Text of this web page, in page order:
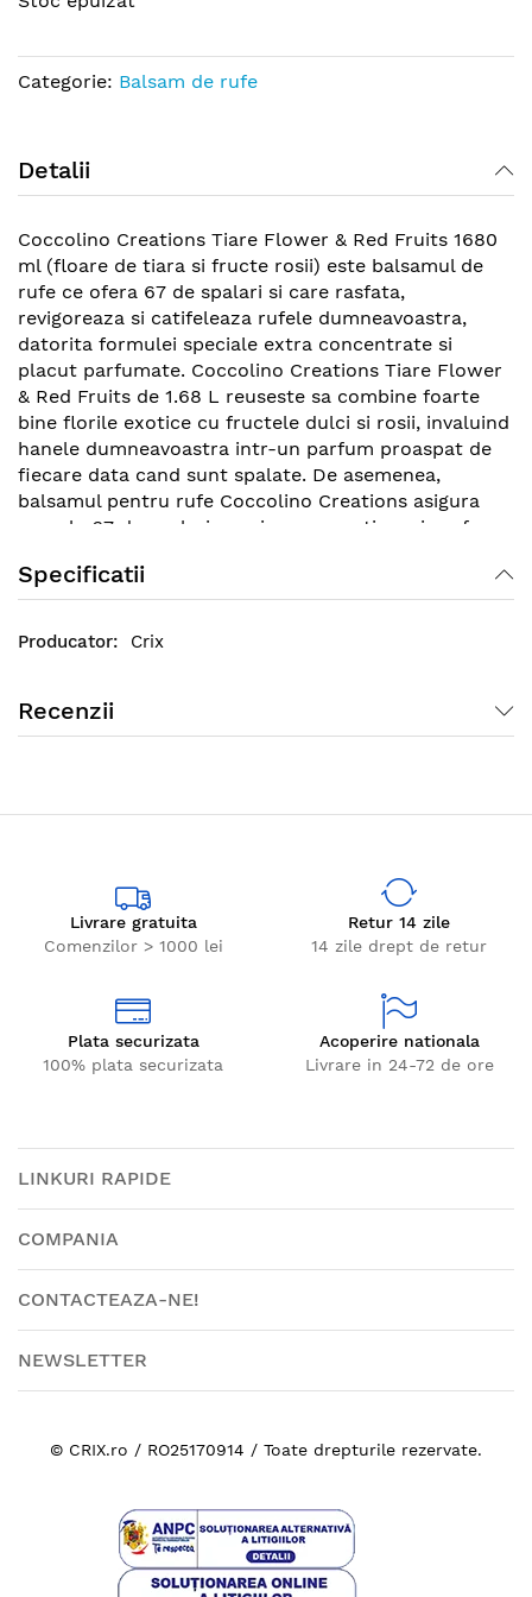
beginning
the
images
Categorie: Balsam de rufe
Detalii
Coccolino Creations Tiare Flower & Red Fruits 1680
ml (floare de tiara si fructe rosii) este balsamul de
rufe ce ofera 67 de spalari si care rasfata,
revigoreaza si catifeleaza rufele dumneavoastra,
datorita formulei speciale extra concentrate si
placut parfumate. Coccolino Creations Tiare Flower
& Red Fruits de 1.68 L reuseste sa combine foarte
bine florile exotice cu fructele dulci si rosii, invaluind
hanele dumneavoastra intr-un parfum proaspat de
fiecare data cand sunt spalate. De asemenea,
balsamul pentru rufe Coccolino Creations asigura
pana la 67 de spalari, maxima prospetime si parfum
(pufoase) si mai usor de calcat.
Specificatii
Crix
Recenzii
Livrare gratuita
Comenzilor > 1000 lei
Retur 14 zile
14 zile drept de retur
Plata securizata
100% plata securizata
Acoperire nationala
Livrare in 24-72 de ore
LINKURI RAPIDE
COMPANIA
CONTACTEAZA-NE!
NEWSLETTER
© CRIX.ro / RO25170914 / Toate drepturile rezervate.